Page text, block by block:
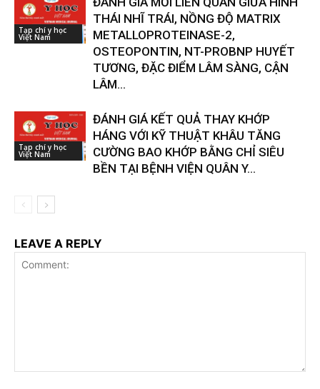
Tạp chí y học
Việt Nam
THÁI NHĨ TRÁI, NỒNG ĐỘ MATRIX
METALLOPROTEINASE-2,
OSTEOPONTIN, NT-PROBNP HUYẾT
TƯƠNG, ĐẶC ĐIỂM LÂM SÀNG, CẬN
LÂM...
Tạp chí y học
Việt Nam
ĐÁNH GIÁ KẾT QUẢ THAY KHỚP
HÁNG VỚI KỸ THUẬT KHÂU TĂNG
CƯỜNG BAO KHỚP BẰNG CHỈ SIÊU
BỀN TẠI BỆNH VIỆN QUÂN Y...
LEAVE A REPLY